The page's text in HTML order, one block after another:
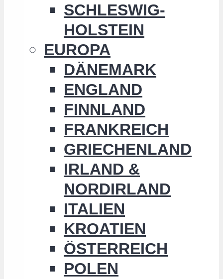
SCHLESWIG-
HOLSTEIN
EUROPA
DÄNEMARK
ENGLAND
FINNLAND
FRANKREICH
GRIECHENLAND
IRLAND &
NORDIRLAND
ITALIEN
KROATIEN
ÖSTERREICH
POLEN